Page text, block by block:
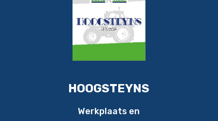
HOOGSTEYNS
Werkplaats en